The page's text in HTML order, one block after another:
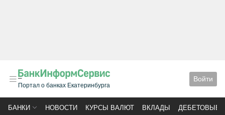
Портал о банках Екатеринбурга
Войти
БАНКИ НОВОСТИ КУРСЫ ВАЛЮТ ВКЛАДЫ ДЕБЕТОВЫЕ